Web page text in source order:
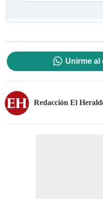
Unirme al
Redacción El